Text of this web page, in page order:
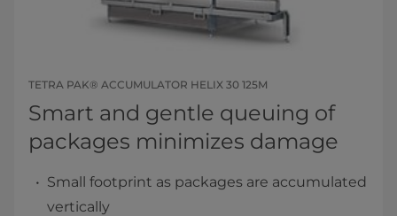
TETRA PAK® ACCUMULATOR HELIX 30 125M
Smart and gentle queuing of
packages minimizes damage
Small footprint as packages are accumulated
vertically